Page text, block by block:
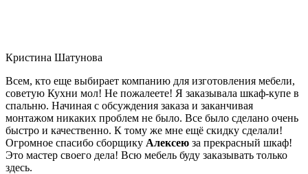
Кристина Шатунова
Всем, кто еще выбирает компанию для изготовления мебели,
советую Кухни мол! Не пожалеете! Я заказывала шкаф-купе в
спальню. Начиная с обсуждения заказа и заканчивая
монтажом никаких проблем не было. Все было сделано очень
быстро и качественно. К тому же мне ещё скидку сделали!
Огромное спасибо сборщику Алексею за прекрасный шкаф!
Это мастер своего дела! Всю мебель буду заказывать только
здесь.